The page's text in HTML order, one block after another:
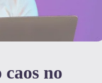
no